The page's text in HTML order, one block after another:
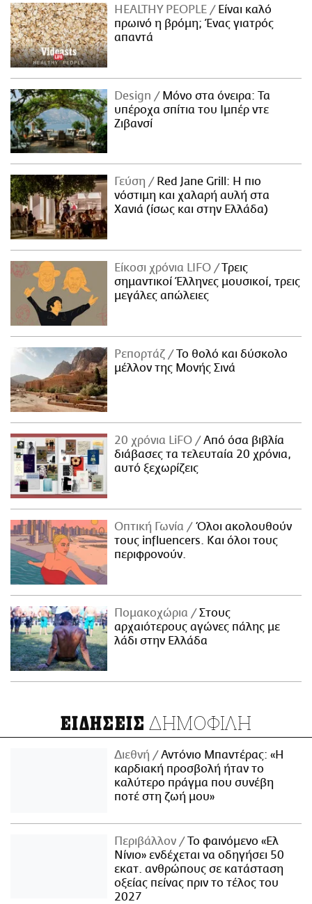
HEALTHY PEOPLE
Είναι καλό
πρωινό η βρόμη; Ένας γιατρός
απαντά
Design
Μόνο στα όνειρα: Τα
υπέροχα σπίτια του Ιμπέρ ντε
Ζιβανσί
Γεύση
Red Jane Grill: Η πιο
νόστιμη και χαλαρή αυλή στα
Χανιά (ίσως και στην Ελλάδα)
Είκοσι χρόνια LIFO
Tρεις
σημαντικοί Έλληνες μουσικοί, τρεις
μεγάλες απώλειες
Ρεπορτάζ
Το θολό και δύσκολο
μέλλον της Μονής Σινά
20 χρόνια LiFO
Από όσα βιβλία
διάβασες τα τελευταία 20 χρόνια,
αυτό ξεχωρίζεις
Οπτική Γωνία
Όλοι ακολουθούν
τους influencers. Και όλοι τους
περιφρονούν.
Πομακοχώρια
Στους
αρχαιότερους αγώνες πάλης με
λάδι στην Ελλάδα
ΕΙΔΗΣΕΙΣ ΔΗΜΟΦΙΛΗ
Διεθνή
Αντόνιο Μπαντέρας: «Η
καρδιακή προσβολή ήταν το
καλύτερο πράγμα που συνέβη
ποτέ στη ζωή μου»
Περιβάλλον
Το φαινόμενο «Ελ
Νίνιο» ενδέχεται να οδηγήσει 50
εκατ. ανθρώπους σε κατάσταση
οξείας πείνας πριν το τέλος του
2027